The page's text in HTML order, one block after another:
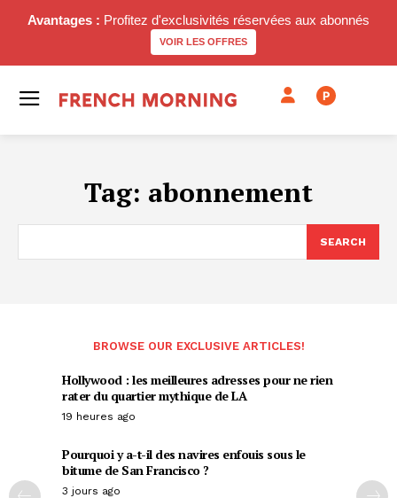
Avantages : Profitez d'exclusivités réservées aux abonnés
VOIR LES OFFRES
P
Tag: abonnement
SEARCH
BROWSE OUR EXCLUSIVE ARTICLES!
Hollywood : les meilleures adresses pour ne rien
rater du quartier mythique de LA
19 heures ago
Pourquoi y a-t-il des navires enfouis sous le
bitume de San Francisco ?
3 jours ago